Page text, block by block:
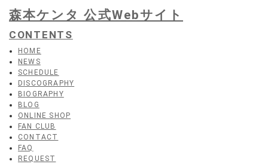
森本ケンタ 公式Webサイト
CONTENTS
HOME
NEWS
SCHEDULE
DISCOGRAPHY
BIOGRAPHY
BLOG
ONLINE SHOP
FAN CLUB
CONTACT
FAQ
REQUEST